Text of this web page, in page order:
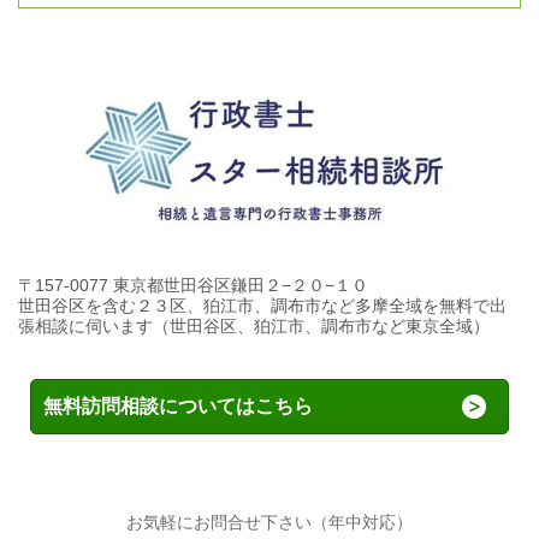
〒157-0077 東京都世田谷区鎌田２−２０−１０
世田谷区を含む２３区、狛江市、調布市など多摩全域を無料で出
張相談に伺います（世田谷区、狛江市、調布市など東京全域）
無料訪問相談についてはこちら
お気軽にお問合せ下さい（年中対応）